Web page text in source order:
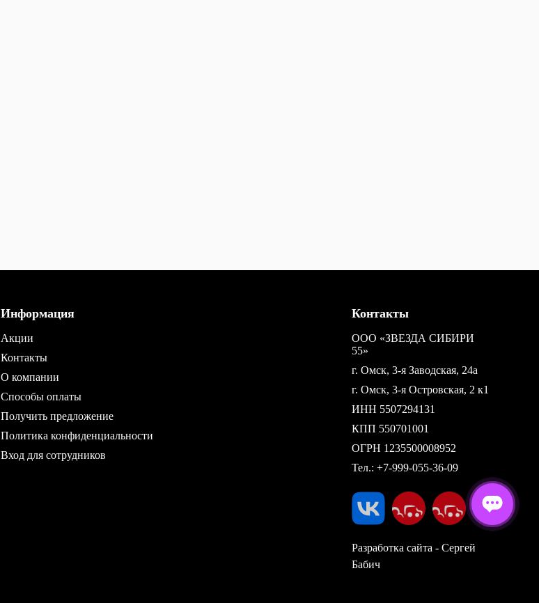
Информация
Акции
Контакты
О компании
Способы оплаты
Получить предложение
Политика конфиденциальности
Вход для сотрудников
Контакты
ООО «ЗВЕЗДА СИБИРИ
55»
г. Омск, 3-я Заводская, 24а
г. Омск, 3-я Островская, 2 к1
ИНН 5507294131
КПП 550701001
ОГРН 1235500008952
Тел.:+7-999-055-36-09
Разработка сайта - Сергей
Бабич